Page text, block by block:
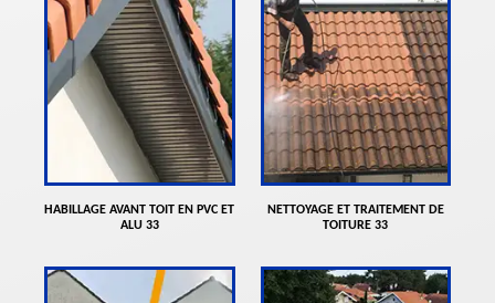
HABILLAGE AVANT TOIT EN PVC ET
ALU 33
NETTOYAGE ET TRAITEMENT DE
TOITURE 33